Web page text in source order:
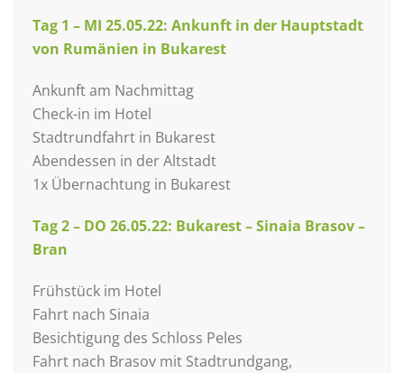
Tag 1 – MI 25.05.22: Ankunft in der Hauptstadt
von Rumänien in Bukarest
Ankunft am Nachmittag
Check-in im Hotel
Stadtrundfahrt in Bukarest
Abendessen in der Altstadt
1x Übernachtung in Bukarest
Tag 2 – DO 26.05.22: Bukarest – Sinaia Brasov –
Bran
Frühstück im Hotel
Fahrt nach Sinaia
Besichtigung des Schloss Peles
Fahrt nach Brasov mit Stadtrundgang,